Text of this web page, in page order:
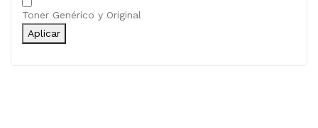
Categoría
Toner Genérico y Original
Aplicar